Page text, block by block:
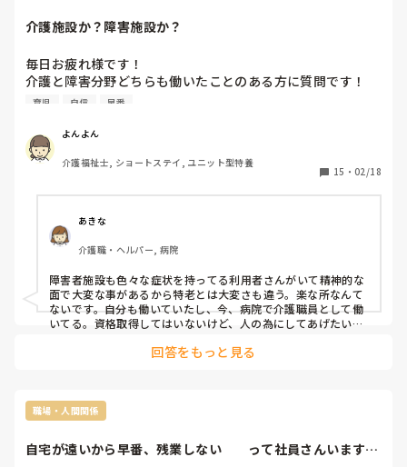
介護施設か？障害施設か？
毎日お疲れ様です！
介護と障害分野どちらも働いたことのある方に質問です！
今、特養のショートステイで
早番、遅出、パート中番で
毎日お風呂対応が多いです！
パートで働かせてもらって
凄くワガママだとは思うんですが…。
私も37才になり
今後、入浴ばかりを
歳をとっていったときに自分がやっていけるか？
自信がなくなってます。
子育てが落ちついてからでも
正社員になればまた違うかもしれないですが
うか？
ケアマネージャーとかも考えますが
なかなか前に進まずって感じです。
育児 自信 早番
よんよん
介護福祉士, ショートステイ, ユニット型特養
15 ・ 02/18
あきな
介護職・ヘルパー, 病院
障害者施設も色々な症状を持ってる利用者さんがいて精神的な
面で大変な事があるから特老とは大変さも違う。楽な所なんて
ないです。自分も働いていたし、今、病院で介護職員として働
いてる。資格取得してはいないけど、人の為にしてあげたいっ
で。先天性脳性麻痺なので。回答をもっと見る
職場・人間関係
自宅が遠いから早番、残業しない　　って社員さんいます